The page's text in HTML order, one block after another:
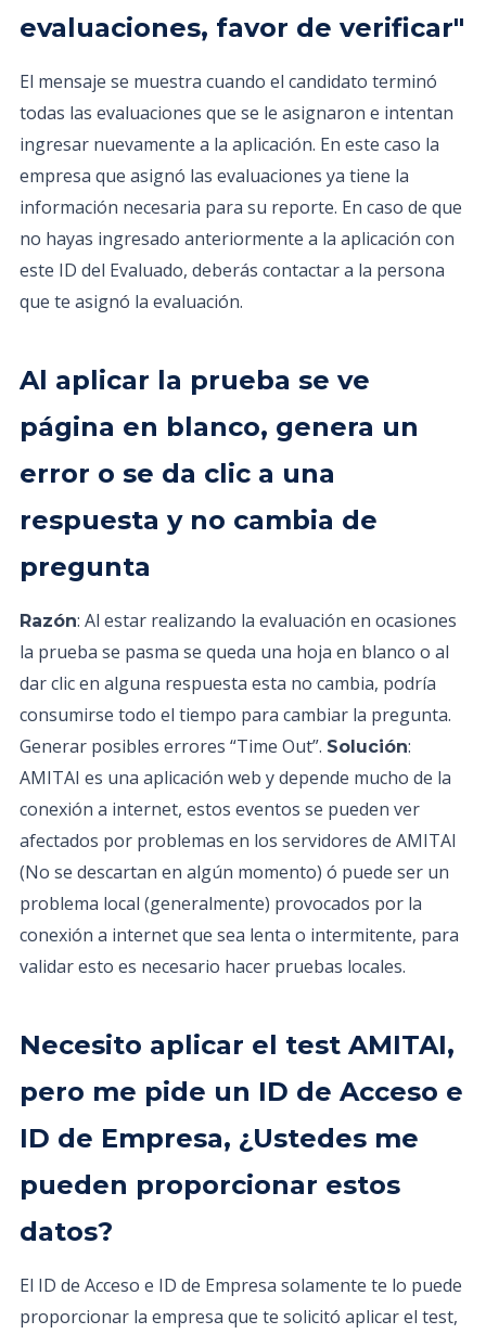
evaluaciones, favor de verificar"
El mensaje se muestra cuando el candidato terminó
todas las evaluaciones que se le asignaron e intentan
ingresar nuevamente a la aplicación. En este caso la
empresa que asignó las evaluaciones ya tiene la
información necesaria para su reporte. En caso de que
no hayas ingresado anteriormente a la aplicación con
este ID del Evaluado, deberás contactar a la persona
que te asignó la evaluación.
Al aplicar la prueba se ve
página en blanco, genera un
error o se da clic a una
respuesta y no cambia de
pregunta
Razón: Al estar realizando la evaluación en ocasiones
la prueba se pasma se queda una hoja en blanco o al
dar clic en alguna respuesta esta no cambia, podría
consumirse todo el tiempo para cambiar la pregunta.
Generar posibles errores “Time Out”. Solución:
AMITAI es una aplicación web y depende mucho de la
conexión a internet, estos eventos se pueden ver
afectados por problemas en los servidores de AMITAI
(No se descartan en algún momento) ó puede ser un
problema local (generalmente) provocados por la
conexión a internet que sea lenta o intermitente, para
validar esto es necesario hacer pruebas locales.
Necesito aplicar el test AMITAI,
pero me pide un ID de Acceso e
ID de Empresa, ¿Ustedes me
pueden proporcionar estos
datos?
El ID de Acceso e ID de Empresa solamente te lo puede
proporcionar la empresa que te solicitó aplicar el test,